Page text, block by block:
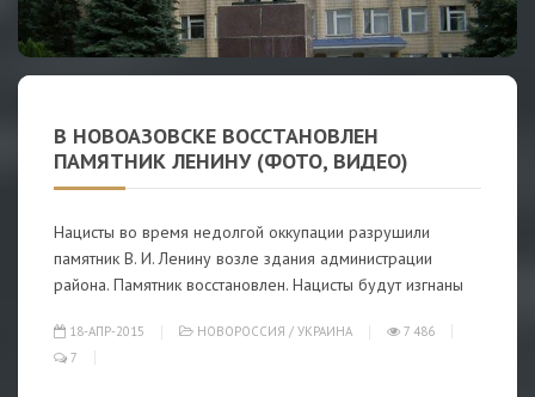
В НОВОАЗОВСКЕ ВОССТАНОВЛЕН
ПАМЯТНИК ЛЕНИНУ (ФОТО, ВИДЕО)
Нацисты во время недолгой оккупации разрушили
памятник В. И. Ленину возле здания администрации
района. Памятник восстановлен. Нацисты будут изгнаны
18-АПР-2015 НОВОРОССИЯ / УКРАИНА
7 486
7